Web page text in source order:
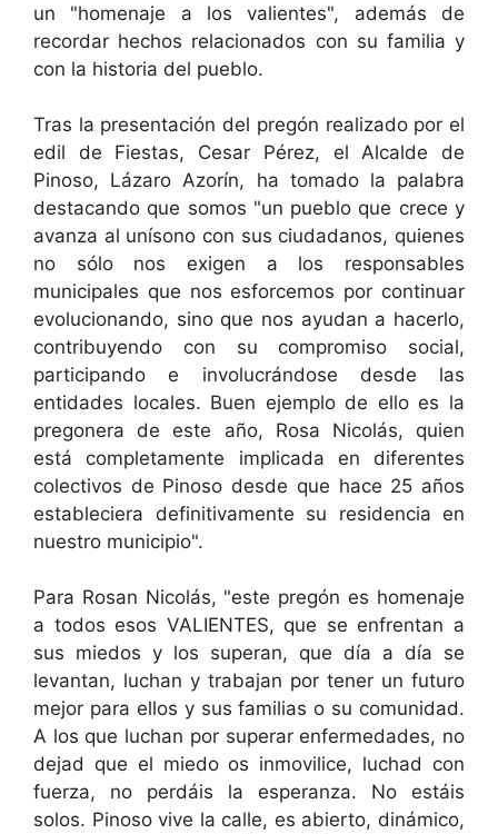
un "homenaje a los valientes", además de
recordar hechos relacionados con su familia y
con la historia del pueblo.
Tras la presentación del pregón realizado por el
edil de Fiestas, Cesar Pérez, el Alcalde de
Pinoso, Lázaro Azorín, ha tomado la palabra
destacando que somos "un pueblo que crece y
avanza al unísono con sus ciudadanos, quienes
no sólo nos exigen a los responsables
municipales que nos esforcemos por continuar
evolucionando, sino que nos ayudan a hacerlo,
contribuyendo con su compromiso social,
participando e involucrándose desde las
entidades locales. Buen ejemplo de ello es la
pregonera de este año, Rosa Nicolás, quien
está completamente implicada en diferentes
colectivos de Pinoso desde que hace 25 años
estableciera definitivamente su residencia en
nuestro municipio".
Para Rosan Nicolás, "este pregón es homenaje
a todos esos VALIENTES, que se enfrentan a
sus miedos y los superan, que día a día se
levantan, luchan y trabajan por tener un futuro
mejor para ellos y sus familias o su comunidad.
A los que luchan por superar enfermedades, no
dejad que el miedo os inmovilice, luchad con
fuerza, no perdáis la esperanza. No estáis
solos. Pinoso vive la calle, es abierto, dinámico,